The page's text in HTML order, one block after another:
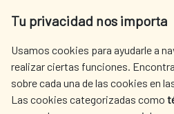
Tu privacidad nos importa
Usamos cookies para ayudarle a
realizar ciertas funciones.
sobre cada una de las cookies en
Las cookies categorizadas como